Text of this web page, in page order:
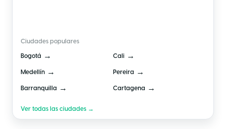
Ciudades populares
Bogotá →
Medellín →
Barranquilla →
Cali →
Pereira →
Cartagena →
Ver todas las ciudades →